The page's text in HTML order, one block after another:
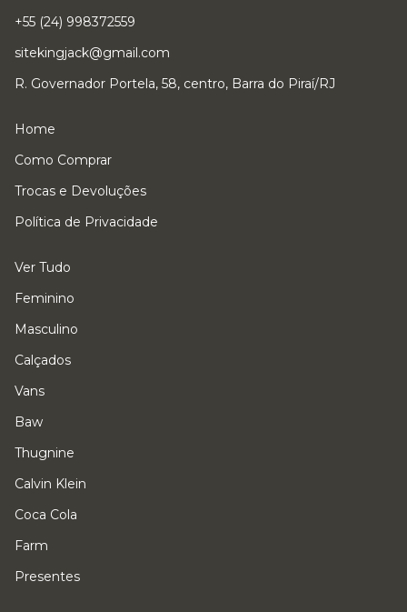
+55 (24) 998372559
sitekingjack@gmail.com
R. Governador Portela, 58, centro, Barra do Piraí/RJ
Home
Como Comprar
Trocas e Devoluções
Política de Privacidade
Ver Tudo
Feminino
Masculino
Calçados
Vans
Baw
Thugnine
Calvin Klein
Coca Cola
Farm
Presentes